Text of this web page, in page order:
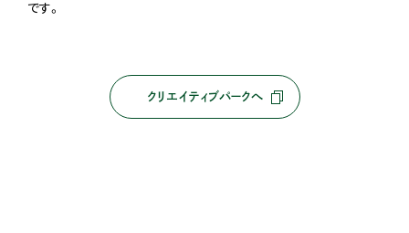
です。
クリエイティブパークへ